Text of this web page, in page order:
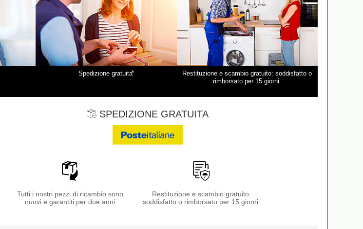
Spedizione gratuita*
Restituzione e scambio gratuito: soddisfatto o
rimborsato per 15 giorni.
SPEDIZIONE GRATUITA
Tutti i nostri pezzi di ricambio sono
nuovi e garantiti per due anni
Restituzione e scambio gratuito:
soddisfatto o rimborsato per 15 giorni.